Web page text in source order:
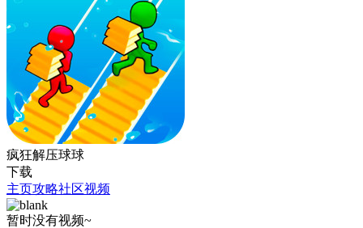
疯狂解压球球
下载
主页攻略社区视频
暂时没有视频~